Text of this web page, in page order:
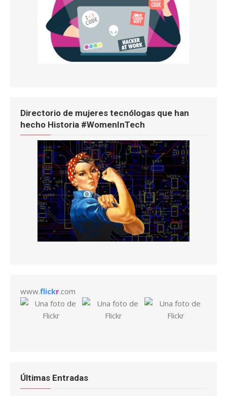
Directorio de mujeres tecnólogas que han
hecho Historia #WomenInTech
www.flickr.com
Últimas Entradas